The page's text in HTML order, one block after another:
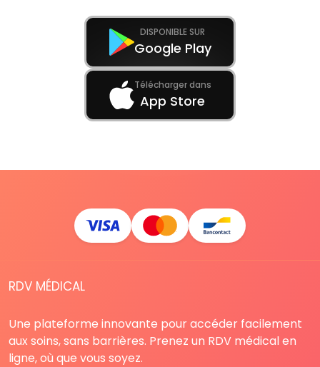
DISPONIBLE SUR
Google Play
Télécharger dans
App Store
RDV MÉDICAL
Une plateforme innovante pour accéder facilement
aux soins, sans barrières. Prenez un RDV médical en
ligne, où que vous soyez.